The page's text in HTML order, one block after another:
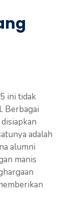
ini tidak
Berbagai
adalah
alumni
manis